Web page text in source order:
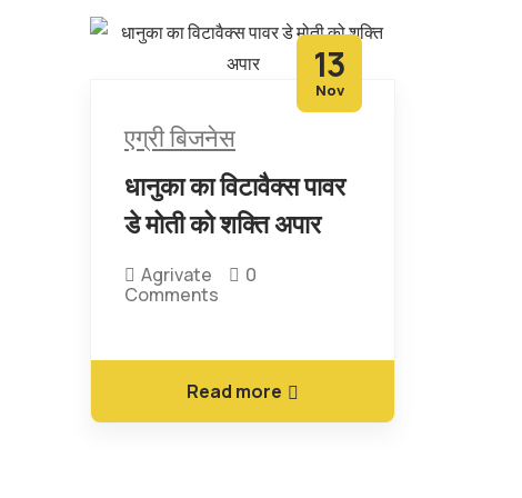
13
Nov
एग्री बिजनेस
धानुका का विटावैक्स पावर
डे मोती को शक्ति अपार
Agrivate
0
Comments
Read more